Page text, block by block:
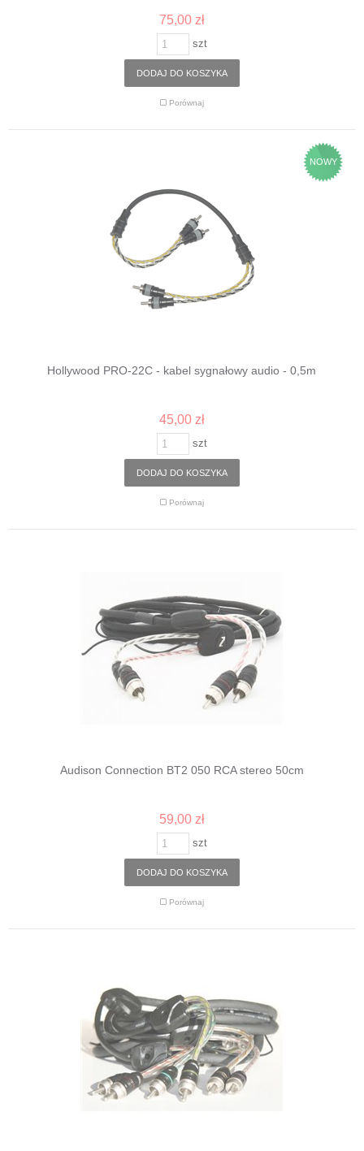
75,00 zł
szt
DODAJ DO KOSZYKA
Porównaj
NOWY
Hollywood PRO-22C - kabel sygnałowy audio - 0,5m
45,00 zł
szt
DODAJ DO KOSZYKA
Porównaj
Audison Connection BT2 050 RCA stereo 50cm
59,00 zł
szt
DODAJ DO KOSZYKA
Porównaj